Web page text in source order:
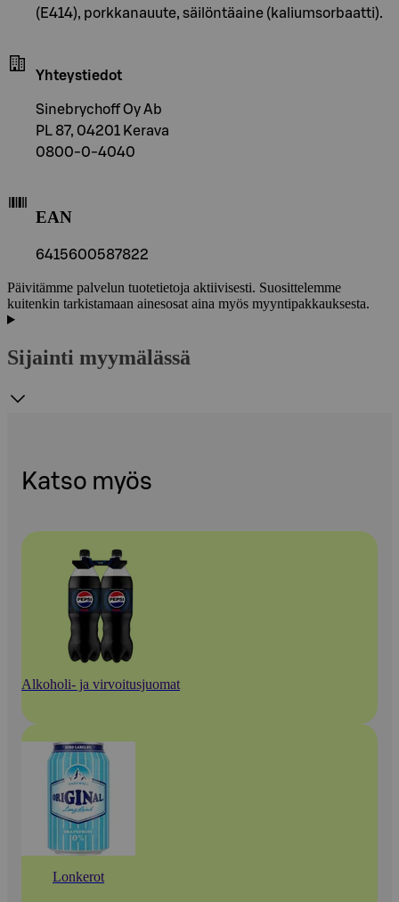
(E414), porkkanauute, säilöntäaine (kaliumsorbaatti).
Yhteystiedot
Sinebrychoff Oy Ab
PL 87, 04201 Kerava
0800-0-4040
EAN
6415600587822
Päivitämme palvelun tuotetietoja aktiivisesti. Suosittelemme
kuitenkin tarkistamaan ainesosat aina myös myyntipakkauksesta.
Sijainti myymälässä
Katso myös
Alkoholi- ja virvoitusjuomat
Lonkerot